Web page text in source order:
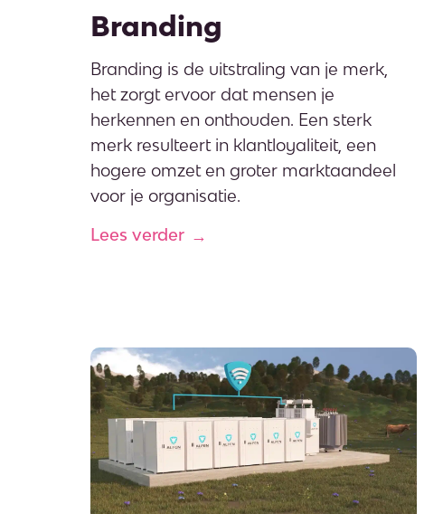
Branding
Branding is de uitstraling van je merk,
het zorgt ervoor dat mensen je
herkennen en onthouden. Een sterk
merk resulteert in klantloyaliteit, een
hogere omzet en groter marktaandeel
voor je organisatie.
Lees verder